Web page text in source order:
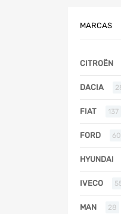
MARCAS
CITROËN
DACIA
FIAT 137
FORD 60
HYUNDAI
IVECO
MAN 28